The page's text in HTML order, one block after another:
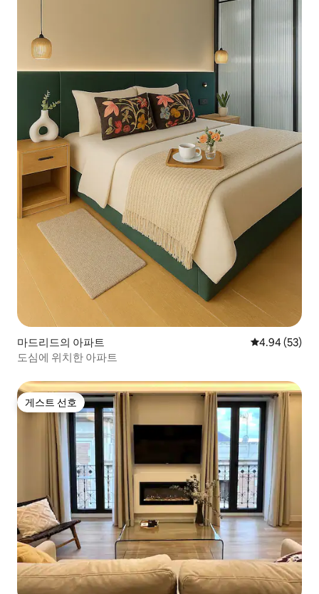
마드리드의 아파트 평점 4.94점(5
4.94 (53)
도심에 위치한 아파트
게스트 선호
게스트 선호